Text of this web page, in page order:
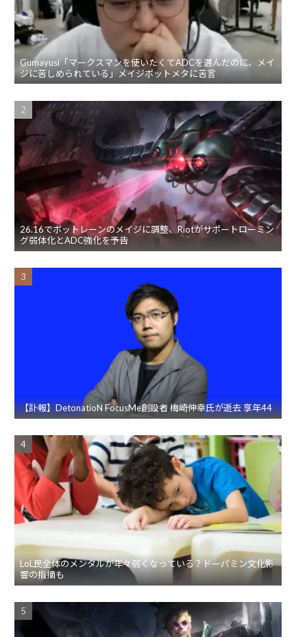
Gumayusi「マークスマンを使いたくてADCを選んだのに、メイ
ジに苦しめられている」メイジボットメタに苦言
26.16でボットレーンのメイジに調整、Riotがサポートローミン
グ弱体化とADC強化を予告
【訃報】DetonatioN FocusMe創設者 梅崎伸幸氏が逝去 享年44
LoL民全体のメンタルが年々弱くなっている？ドーパミン文化影
響の指摘も